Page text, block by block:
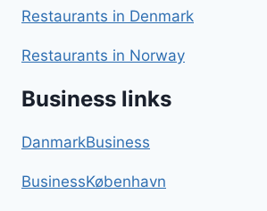
Restaurants in Denmark
Restaurants in Norway
Business links
DanmarkBusiness
BusinessKøbenhavn